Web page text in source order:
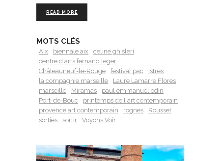
READ MORE
MOTS CLÉS
Aix biennale aix
celine ghisleri
centre d arts fernand leger
Châteauneuf-le-Rouge
festival pac
Istres
la compagnie marseille
Laure Lamarre Flores
marseille
Miramas
paul emmanuel odin
Port-de-Bouc
printemps de l art contemporain
provence art contemporain
rognes
Rousset
sorties
sortir Voyons Voir